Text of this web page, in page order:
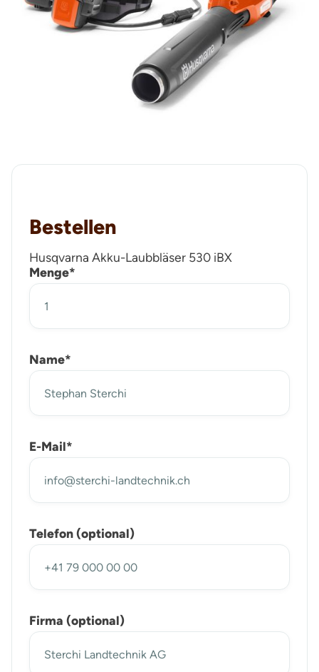
Bestellen
Husqvarna Akku-Laubbläser 530 iBX
Menge*
Name*
E-Mail*
Telefon (optional)
Firma (optional)